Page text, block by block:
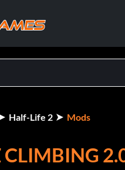
Half-Life 2 Mods
CLIMBING